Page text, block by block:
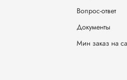
Вопрос-ответ
Документы
Мин заказ на